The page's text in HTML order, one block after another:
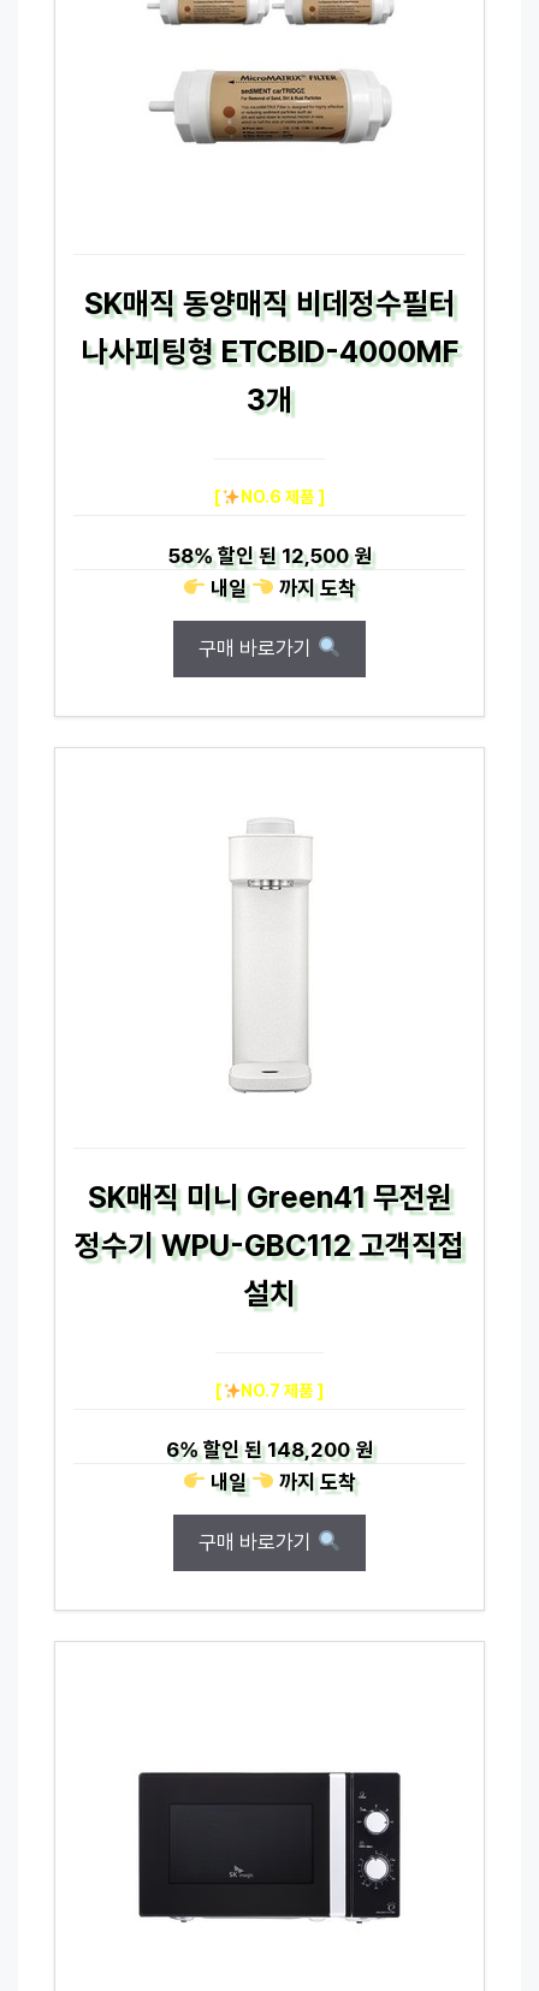
SK매직 동양매직 비데정수필터
나사피팅형 ETCBID-4000MF
3개
[ NO.6 제품 ]
58%할인 된12,500 원
내일
까지도착
구매 바로가기
SK매직 미니 Green41 무전원
정수기 WPU-GBC112 고객직접
설치
[ NO.7 제품 ]
6%할인 된148,200 원
내일
까지도착
구매 바로가기